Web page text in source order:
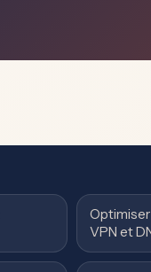
Optimiser
VPN et